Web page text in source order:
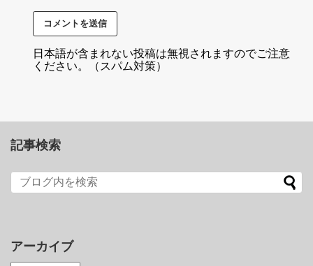
日本語が含まれない投稿は無視されますのでご注意
ください。（スパム対策）
記事検索
アーカイブ